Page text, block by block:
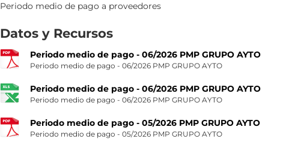
Periodo medio de pago a proveedores
Datos y Recursos
Periodo medio de pago - 06/2026 PMP GRUPO AYTO
Periodo medio de pago - 06/2026 PMP GRUPO AYTO
Periodo medio de pago - 06/2026 PMP GRUPO AYTO
Periodo medio de pago - 06/2026 PMP GRUPO AYTO
Periodo medio de pago - 05/2026 PMP GRUPO AYTO
Periodo medio de pago - 05/2026 PMP GRUPO AYTO